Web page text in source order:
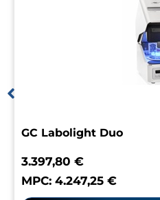
GC Labolight Duo
3.397,80 €
MPC: 4.247,25 €